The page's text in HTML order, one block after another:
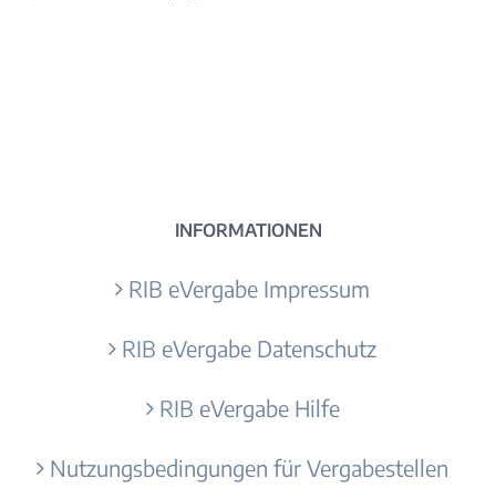
INFORMATIONEN
RIB eVergabe Impressum
RIB eVergabe Datenschutz
RIB eVergabe Hilfe
Nutzungsbedingungen für Vergabestellen